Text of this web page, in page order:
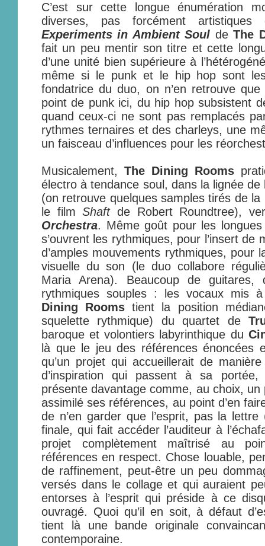
C’est sur cette longue énumération
diverses, pas forcément
Experiments in Ambient Soul deThe
fait un peu mentir son titre et cette
d’une unité bien supérieure à
même si le punk et le hip hop sont
fondatrice du duo, on n’en retrouve
point de punk ici, du hip hop subsistent
quand ceux-ci ne sont pas remplacés
rythmes ternaires et des charleys, une
un faisceau d’influences pour les
Musicalement, The Dining Rooms
électro à tendance soul, dans la lignée de
(on retrouve quelques samples tirés de la
le filmShaftde Robert Roundtree),
Orchestra. Même goût pour les
s’ouvrent les rythmiques, pour l’insert de
d’amples mouvements rythmiques, pour
visuelle du son (le duo collabore
Maria Arena). Beaucoup de guitares,
rythmiques souples : les vocaux mis
Dining Rooms tient la position
squelette rythmique) du quartet de
baroque et volontiers labyrinthique du
là que le jeu des références énoncées
qu’un projet qui accueillerait de
d’inspiration qui passent à sa
présente davantage comme, au choix,
assimilé ses références, au point d’en
de n’en garder que l’esprit, pas la lettre
finale, qui fait accéder l’auditeur à
projet complètement maîtrisé au
références en respect. Chose louable,
de raffinement, peut-être un peu
versés dans le collage et qui auraient
entorses à l’esprit qui préside à ce
ouvragé. Quoi qu’il en soit, à défaut
tient là une bande originale
contemporaine.